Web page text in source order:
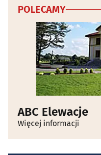
POLECAMY
ABC Elewacje
Więcej informacji